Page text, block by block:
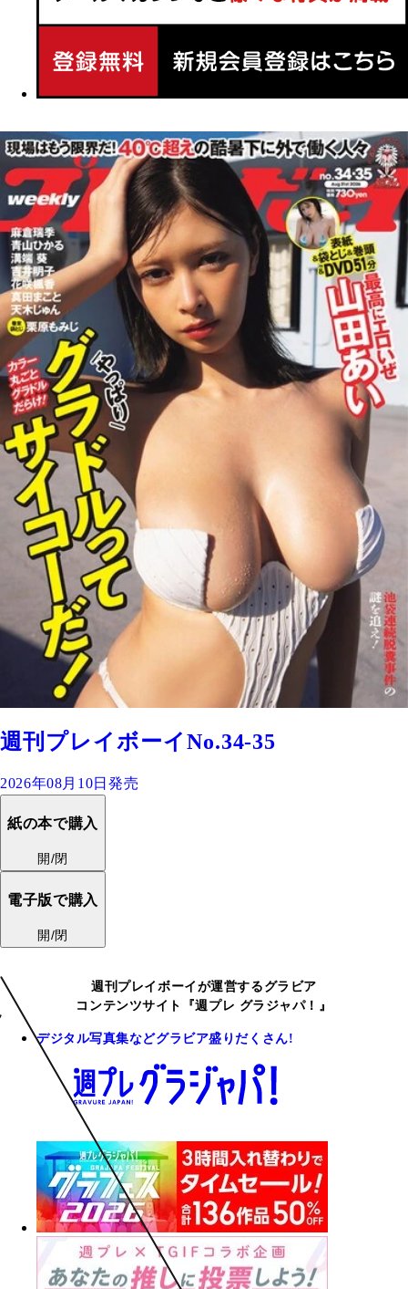
週刊プレイボーイNo.34-35
2026年08月10日発売
紙の本で購入
開/閉
電子版で購入
開/閉
週刊プレイボーイが運営するグラビア
コンテンツサイト『週プレ グラジャパ！』
デジタル写真集などグラビア盛りだくさん!